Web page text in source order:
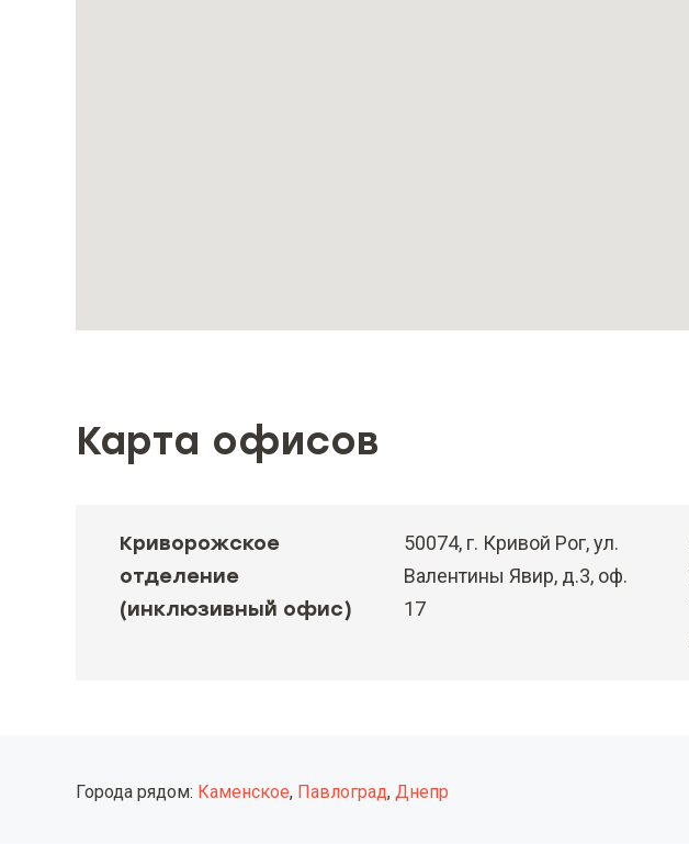
Карта офисов
Криворожское
отделение
(инклюзивный офис)
50074, г. Кривой Рог, ул.
Валентины Явир, д.3, оф.
17
Города рядом: Каменское, Павлоград, Днепр